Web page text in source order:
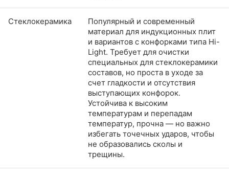
Стеклокерамика
Популярный и современный
материал для индукционных плит
и вариантов с конфорками типа Hi-
Light. Требует для очистки
специальных для стеклокерамики
составов, но проста в уходе за
счет гладкости и отсутствия
выступающих конфорок.
Устойчива к высоким
температурам и перепадам
температур, прочна — но важно
избегать точечных ударов, чтобы
не образовались сколы и
трещины.